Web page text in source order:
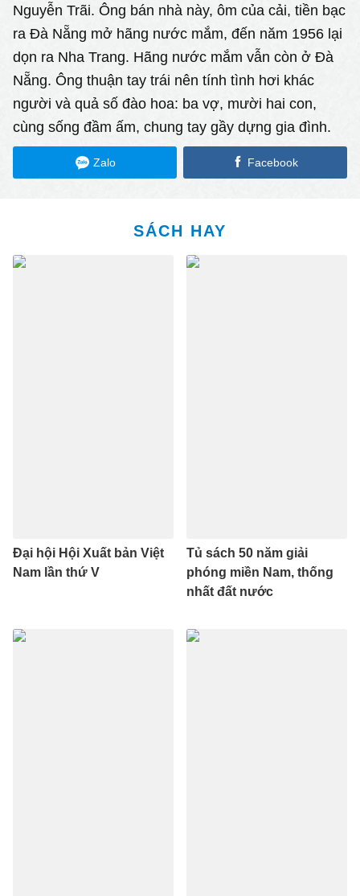
Nguyễn Trãi. Ông bán nhà này, ôm của cải, tiền bạc
ra Đà Nẵng mở hãng nước mắm, đến năm 1956 lại
dọn ra Nha Trang. Hãng nước mắm vẫn còn ở Đà
Nẵng. Ông thuận tay trái nên tính tình hơi khác
người và quả số đào hoa: ba vợ, mười hai con,
cùng sống đầm ấm, chung tay gầy dựng gia đình.
Zalo Facebook
SÁCH HAY
Đại hội Hội Xuất bản Việt
Nam lần thứ V
Tủ sách 50 năm giải
phóng miền Nam, thống
nhất đất nước